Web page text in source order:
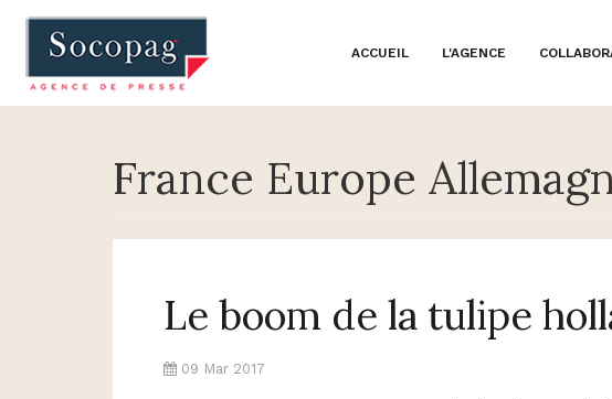
ACCUEIL L'AGENCE
France Europe
Le boom de la tulipe
09 Mar 2017